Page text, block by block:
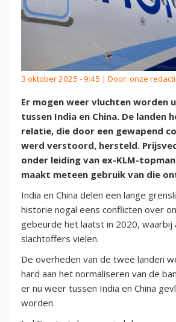
3 oktober 2025 - 9:45 | Door: onze
Er mogen weer vluchten worden
tussen India en China. De landen
relatie, die door een gewapend
werd verstoord, hersteld.
onder leiding van ex-KLM-
maakt meteen gebruik van die
India en China delen een lange
historie nogal eens conflicten over
gebeurde het laatst in 2020, waarbij
slachtoffers vielen.
De overheden van de twee landen
hard aan het normaliseren van de
er nu weer tussen India en China
worden.